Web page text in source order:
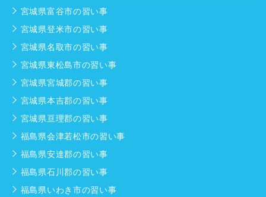
宮城県富谷市の習い事
宮城県登米市の習い事
宮城県名取市の習い事
宮城県東松島市の習い事
宮城県宮城郡の習い事
宮城県本吉郡の習い事
宮城県亘理郡の習い事
福島県会津若松市の習い事
福島県安達郡の習い事
福島県石川郡の習い事
福島県いわき市の習い事